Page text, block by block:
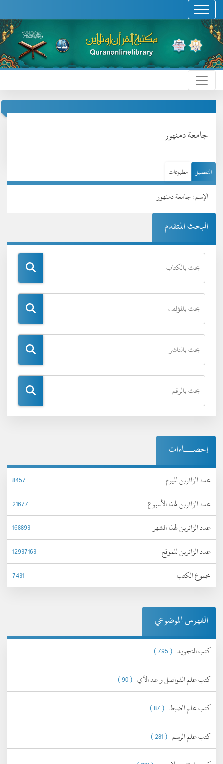
جامعة دمنهور
التفصيل مطبوعات
الإسم : جامعة دمنهور
البحث المتقدم
إحصـــاءات
عدد الزائرين لليوم
8457
عدد الزائرين لهذا الأسبوع
21677
عدد الزائرين لهذا الشهر
168893
عدد الزائرين للموقع
12937163
مجموع الكتب
7431
الفهرس الموضوعي
كتب التجويد ( 795 )
كتب علم الفواصل و عد الآي ( 90 )
كتب علم الضبط ( 87 )
كتب علم الرسم ( 281 )